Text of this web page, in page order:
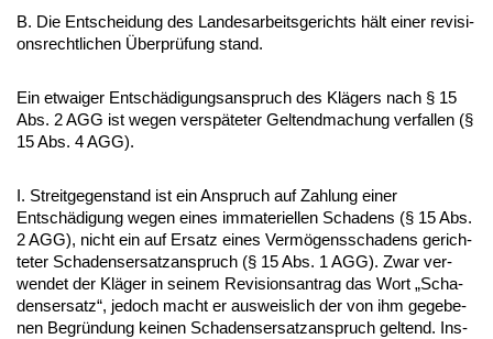
B. Die Ent­schei­dung des Lan­des­ar­beits­ge­richts hält ei­ner re­vi­si­
ons­recht­li­chen Über­prüfung stand.
Ein et­wai­ger Entschädi­gungs­an­spruch des Klägers nach § 15
Abs. 2 AGG ist we­gen ver­späte­ter Gel­tend­ma­chung ver­fal­len (§
15 Abs. 4 AGG).
I. Streit­ge­gen­stand ist ein An­spruch auf Zah­lung ei­ner
Entschädi­gung we­gen ei­nes im­ma­te­ri­el­len Scha­dens (§ 15 Abs.
2 AGG), nicht ein auf Er­satz ei­nes Vermögens­scha­dens ge­rich­
te­ter Scha­dens­er­satz­an­spruch (§ 15 Abs. 1 AGG). Zwar ver­
wen­det der Kläger in sei­nem Re­vi­si­ons­an­trag das Wort „Scha­
dens­er­satz“, je­doch macht er aus­weis­lich der von ihm ge­ge­be­
nen Be­gründung kei­nen Scha­dens­er­satz­an­spruch gel­tend. Ins­